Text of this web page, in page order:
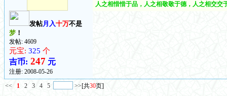
发帖月入十万不是
梦！
发帖: 4609
元宝: 325 个
吉币: 247 元
注册: 2008-05-26
人之相惜惜于品，人之相敬敬于德，人之相交
<< 1 2 3 4 5 >>[共30页]